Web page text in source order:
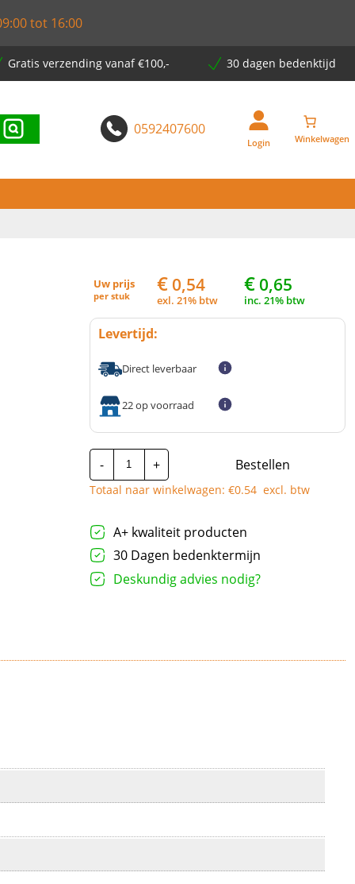
tot 16:00
Gratis verzending vanaf €100,- 30 dagen bedenktijd
0592407600
Login
Uw prijs
per stuk €0,54
exl. 21% btw
€0,65
inc. 21% btw
Levertijd:
Direct leverbaar
22 op voorraad
-
Jacob
kunststof
wartelmoer
|
Grijs
aantal
+ Bestellen
Totaal naar winkelwagen: €0.54excl. btw
A+ kwaliteit producten
30 Dagen bedenktermijn
Deskundig advies nodig?